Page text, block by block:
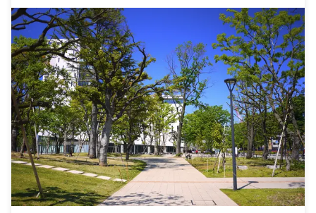
nakano.lg.jp/dept/503000/d005285.html